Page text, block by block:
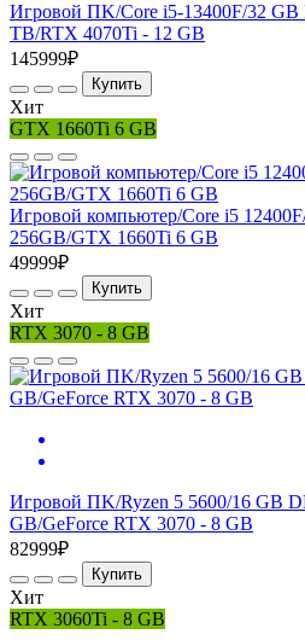
Игровой ПK/Core i5-13400F/32 GB
TB/RTX 4070Ti - 12 GB
145999₽
Купить
Хит
GTX 1660Ti 6 GB
Игровой компьютер/Core i5
256GB/GTX 1660Ti 6 GB
49999₽
Купить
Хит
RTX 3070 - 8 GB
Игровой ПK/Ryzen 5 5600/16 GB
GB/GeForce RTX 3070 - 8 GB
82999₽
Купить
Хит
RTX 3060Ti - 8 GB